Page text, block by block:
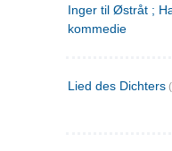
Inger til Østråt ;
kommedie
Lied des Dichters